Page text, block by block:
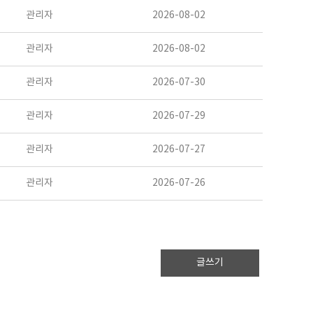
관리자 2026-08-02
관리자 2026-08-02
관리자 2026-07-30
관리자 2026-07-29
관리자 2026-07-27
관리자 2026-07-26
글쓰기